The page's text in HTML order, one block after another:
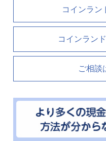
コインラン
コインラン
ご相談